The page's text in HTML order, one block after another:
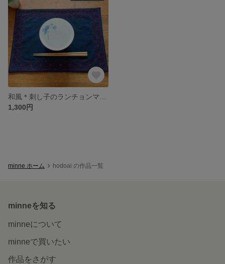
1,300円
minne ホーム hodoai の作品一覧
minneを知る
minneについて
minneで買いたい
作品をさがす